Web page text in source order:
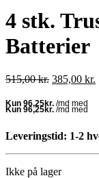
4 stk.
Batterier
515,00kr. Den
pris
var:
385,00 kr.
Leveringstid: 1-2
Ikke på lager